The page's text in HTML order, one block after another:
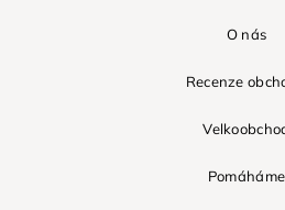
O nás
Recenze
Pomáháme